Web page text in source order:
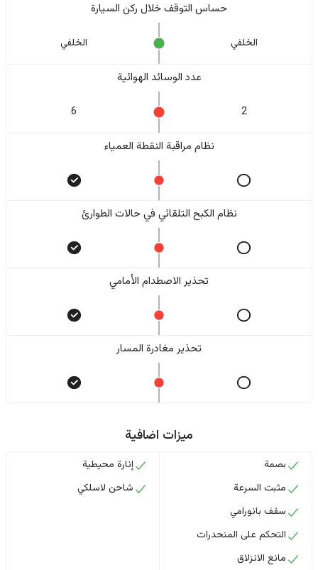
حساس التوقف خلال ركن السيارة
الخلفي الخلفي
عدد الوسائد الهوائية
2
6
نظام مراقبة النقطة العمياء
نظام الكبح التلقائي في حالات الطوارئ
تحذير الاصطدام الأمامي
تحذير مغادرة المسار
ميزات اضافية
بصمة
مثبت السرعة
سقف بانورامي
التحكم على المنحدرات
مانع الانزلاق
إنارة محيطية
شاحن لاسلكي